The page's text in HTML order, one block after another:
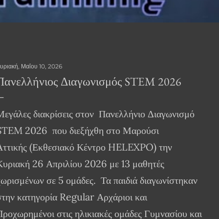
Μαΐου 10, 2026
Διαγωνισμός STEM 2026
διακρίσεις στον Πανελλήνιο Διαγωνισμό
2026 που διεξήχθη στο Μαρούσι
(Εκθεσιακό Κέντρο HELEXPO) την
26 Απριλίου 2026 με 13 μαθητές
σε 5 ομάδες. Τα παιδιά διαγωνίστηκαν
κατηγορία Regular Αρχάριοι και
στις ηλικιακές ομάδες Γυμνασίου και